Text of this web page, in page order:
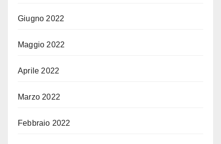
Giugno 2022
Maggio 2022
Aprile 2022
Marzo 2022
Febbraio 2022